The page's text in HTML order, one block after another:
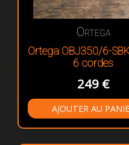
Ortega
Ortega OBJ350/6-
6 cordes
249 €